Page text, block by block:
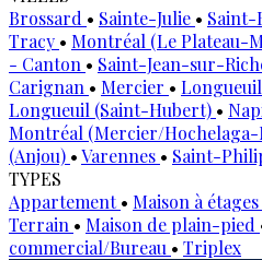
Brossard • Sainte-Julie • Saint-
Tracy • Montréal (Le Plateau-
- Canton • Saint-Jean-sur-
Carignan • Mercier •
Longueuil (Saint-Hubert) •
Montréal (Mercier/Hochelaga-
(Anjou) •Varennes • Saint-
TYPES
Appartement• Maison à étages
Terrain • Maison de plain-pied
commercial/Bureau • Triplex